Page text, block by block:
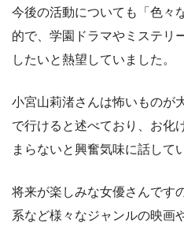
今後の活動についても「色々
的で、学園ドラマやミステリ
したいと熱望していました。
小宮山莉渚さんは怖いものが
で行けると述べており、お化
まらないと興奮気味に話して
将来が楽しみな女優さんです
系など様々なジャンルの映画